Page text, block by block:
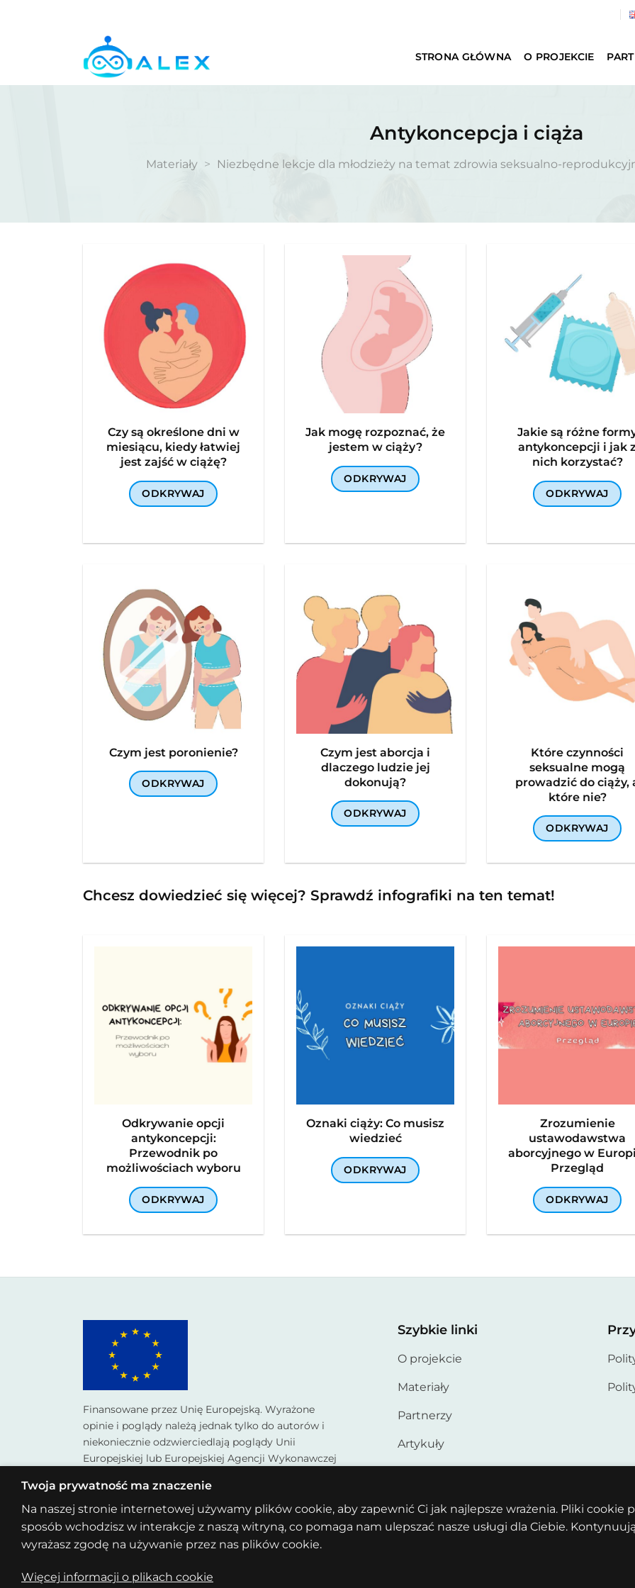
STRONA GŁÓWNA O PROJEKCIE
Antykoncepcja i ciąża
Materiały > Niezbędne lekcje dla młodzieży na temat zdrowia seksualno-
Czy są określone dni w
miesiącu, kiedy łatwiej
jest zajść w ciążę?
ODKRYWAJ
Jak mogę rozpoznać, że
jestem w ciąży?
ODKRYWAJ
Jakie są różne
antykoncepcji i jak
nich korzystać?
ODKRYWAJ
Czym jest poronienie?
ODKRYWAJ
Czym jest aborcja i
dlaczego ludzie jej
dokonują?
ODKRYWAJ
Które czynności
seksualne mogą
prowadzić do ciąży,
które nie?
ODKRYWAJ
Chcesz dowiedzieć się więcej? Sprawdź infografiki na ten temat!
Odkrywanie opcji
antykoncepcji:
Przewodnik po
możliwościach wyboru
ODKRYWAJ
Oznaki ciąży: Co musisz
wiedzieć
ODKRYWAJ
Zrozumienie
ustawodawstwa
aborcyjnego w
Przegląd
ODKRYWAJ
Finansowane przez Unię Europejską. Wyrażone
opinie i poglądy należą jednak tylko do autorów i
niekoniecznie odzwierciedlają poglądy Unii
Europejskiej lub Europejskiej Agencji Wykonawczej
ani EACEAC nie ponoszą za nie odpowiedzialności.
Kod projektu: KA220-YOU-6610FBBE
Szybkie linki
O projekcie
Materiały
Partnerzy
Artykuły
Copyright 2026 © AlexBot
Twoja prywatność ma znaczenie
Na naszej stronie internetowej używamy plików cookie, aby zapewnić Ci jak najlepsze wrażenia. Pliki cookie
sposób wchodzisz w interakcje z naszą witryną, co pomaga nam ulepszać nasze usługi dla Ciebie.
wyrażasz zgodę na używanie przez nas plików cookie.
Więcej informacji o plikach cookie